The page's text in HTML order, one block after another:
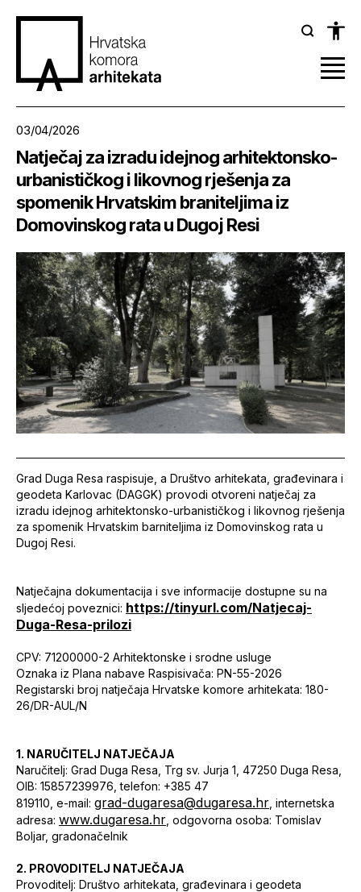
03/04/2026
Natječaj za izradu idejnog arhitektonsko-
urbanističkog i likovnog rješenja za
spomenik Hrvatskim braniteljima iz
Domovinskog rata u Dugoj Resi
Grad Duga Resa raspisuje, a Društvo arhitekata, građevinara i
geodeta Karlovac (DAGGK) provodi otvoreni natječaj za
izradu idejnog arhitektonsko-urbanističkog i likovnog rješenja
za spomenik Hrvatskim barniteljima iz Domovinskog rata u
Dugoj Resi.
Natječajna dokumentacija i sve informacije dostupne su na
sljedećoj poveznici: https://tinyurl.com/Natjecaj-
Duga-Resa-prilozi
CPV: 71200000-2 Arhitektonske i srodne usluge
Oznaka iz Plana nabave Raspisivača: PN-55-2026
Registarski broj natječaja Hrvatske komore arhitekata: 180-
26/DR-AUL/N
1. NARUČITELJ NATJEČAJA
Naručitelj: Grad Duga Resa, Trg sv. Jurja 1, 47250 Duga Resa,
OIB: 15857239976, telefon: +385 47
819110, e-mail: grad-dugaresa@dugaresa.hr , internetska
adresa: www.dugaresa.hr , odgovorna osoba: Tomislav
Boljar, gradonačelnik
2. PROVODITELJ NATJEČAJA
Provoditelj: Društvo arhitekata, građevinara i geodeta